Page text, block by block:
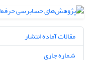
مقالات آماده انتشار
شماره جاری